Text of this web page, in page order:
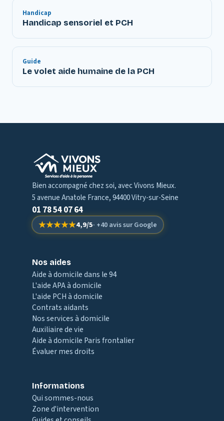
Handicap
Handicap sensoriel et PCH
Guide
Le volet aide humaine de la PCH
Bien accompagné chez soi, avec Vivons Mieux.
5 avenue Anatole France,94400Vitry-sur-Seine
01 78 54 07 64
★★★★★
★★★★★4,9/5· +40 avissur Google
Nos aides
Aide à domicile dans le 94
L'aide APA à domicile
L'aide PCH à domicile
Contrats aidants
Nos services à domicile
Auxiliaire de vie
Aide à domicile Paris frontalier
Évaluer mes droits
Informations
Qui sommes-nous
Zone d'intervention